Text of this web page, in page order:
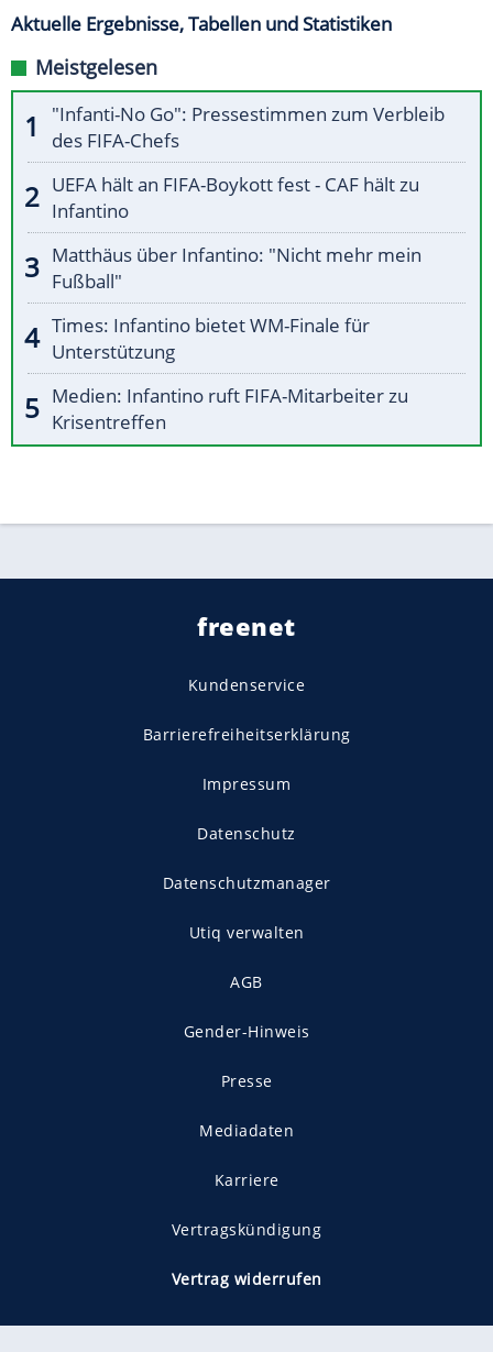
Aktuelle Ergebnisse, Tabellen und Statistiken
Meistgelesen
"Infanti-No Go": Pressestimmen zum Verbleib
des FIFA-Chefs
UEFA hält an FIFA-Boykott fest - CAF hält zu
Infantino
Matthäus über Infantino: "Nicht mehr mein
Fußball"
Times: Infantino bietet WM-Finale für
Unterstützung
Medien: Infantino ruft FIFA-Mitarbeiter zu
Krisentreffen
freenet
Kundenservice
Barrierefreiheitserklärung
Impressum
Datenschutz
Datenschutzmanager
Utiq verwalten
AGB
Gender-Hinweis
Presse
Mediadaten
Karriere
Vertragskündigung
Vertrag widerrufen